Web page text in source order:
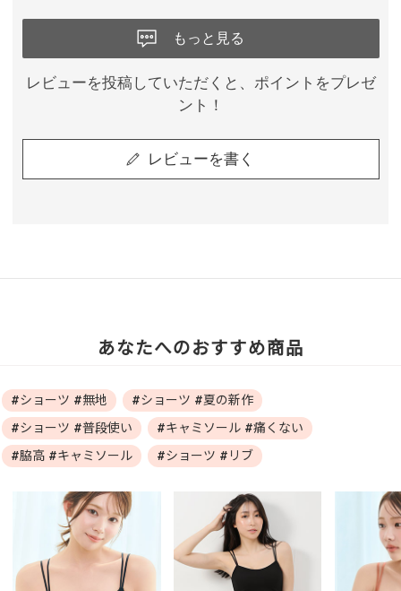
もっと見る
レビューを投稿していただくと、ポイントをプレゼ
ント！
レビューを書く
あなたへのおすすめ商品
#ショーツ #無地
#ショーツ #夏の新作
#ショーツ #普段使い
#キャミソール #痛くない
#脇高 #キャミソール
#ショーツ #リブ